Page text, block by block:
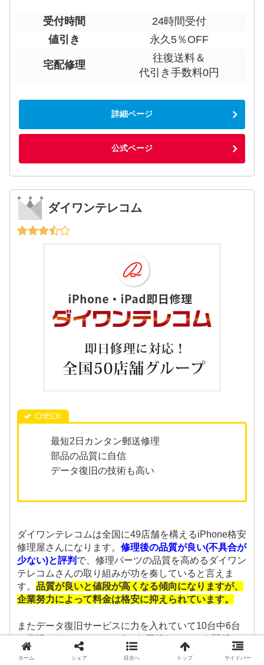
受付時間
24時間受付
値引き
永久5％OFF
宅配修理
往復送料＆
代引き手数料0円
詳細ページ
公式ページ
ダイワンテレコム
最短2日カンタン郵送修理
部品の品質に自信
データ復旧の技術も高い
ダイワンテレコムは全国に49店舗を構えるiPhone格安
修理屋さんになります。修理後の品質が良い(不具合が
少ない)と評判 で、修理パーツの品質を高めるダイワン
テレコムさんの取り組みが功を奏していると言えま
す。品質が良いと値段が高くなる傾向になりますが、
企業努力によって料金は格安に抑えられています。
またデータ復旧サービスに力を入れていて10台中6台
は復活できるとのこと。Apple正規だとデータ関係は
対応不可なので、
水没などでデータを復活させたいと
ホーム シェア 目次へ トップ サイドバー